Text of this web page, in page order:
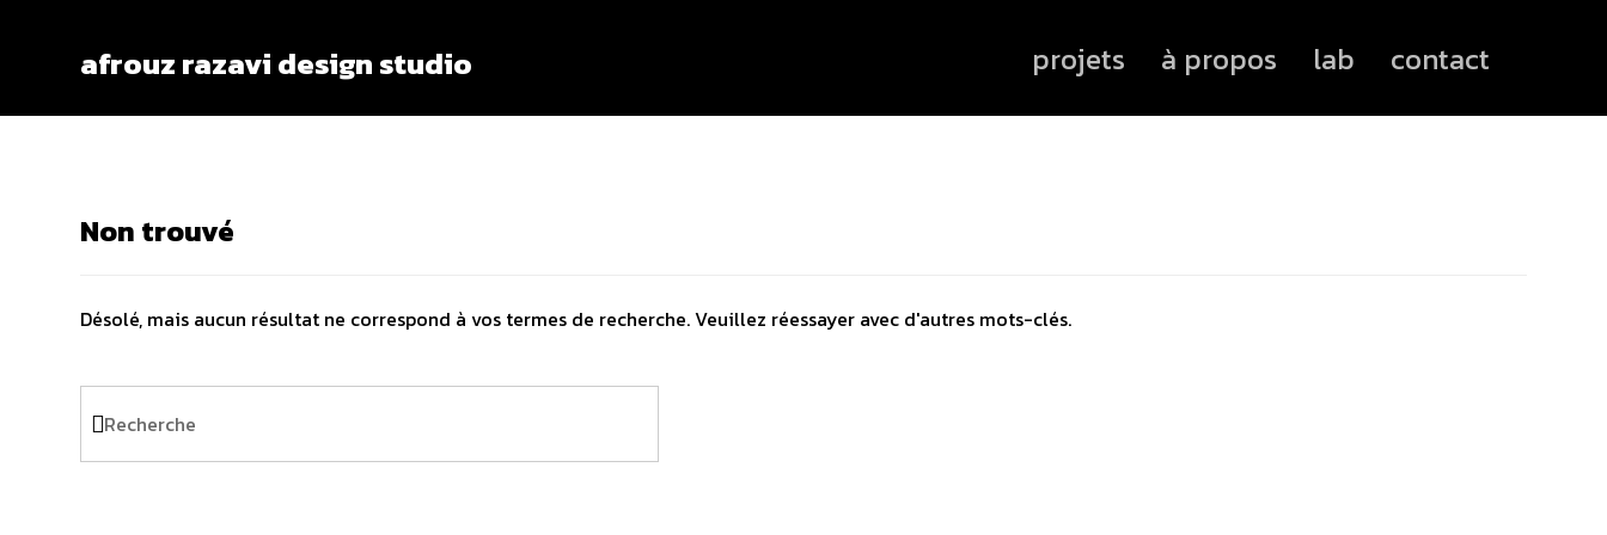
afrouz razavi design studio projets à propos lab contact
Non trouvé
Désolé, mais aucun résultat ne correspond à vos termes de recherche. Veuillez réessayer avec d'autres mots-clés.